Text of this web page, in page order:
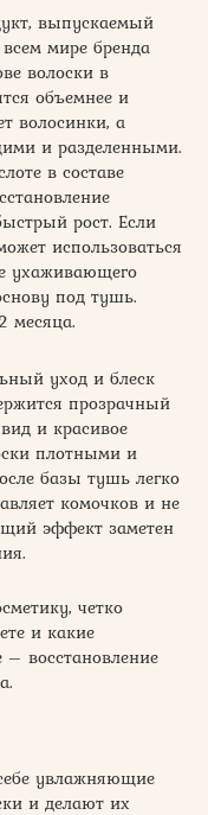
выпускаемый
мире бренда
волоски в
объемнее и
волосинки, а
и разделенными.
в составе
рост. Если
использоваться
ухаживающего
под тушь.
месяца.
уход и блеск
прозрачный
и красивое
плотными и
базы тушь легко
комочков и не
эффект заметен
четко
и какие
восстановление
увлажняющие
и делают их